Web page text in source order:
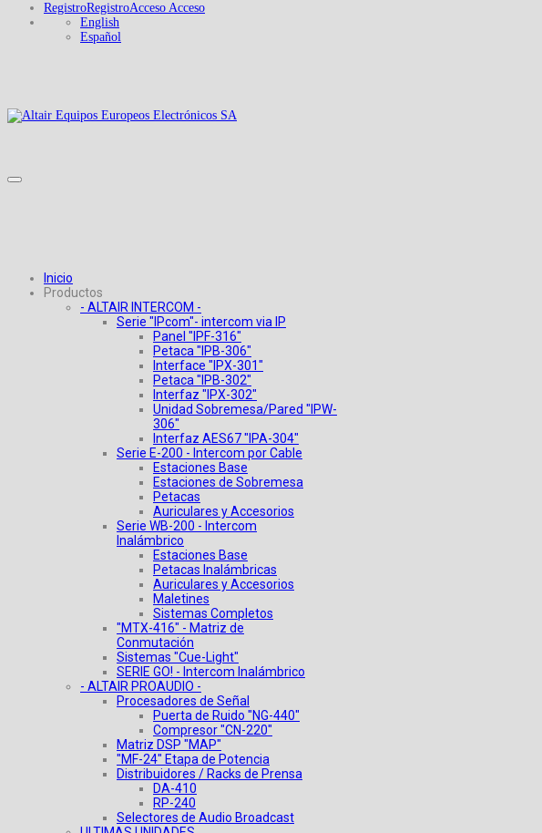
RegistroRegistroAcceso Acceso
English
Español
Inicio
Productos
- ALTAIR INTERCOM -
Serie "IPcom"- intercom via IP
Panel "IPF-316"
Petaca "IPB-306"
Interface "IPX-301"
Petaca "IPB-302"
Interfaz "IPX-302"
Unidad Sobremesa/Pared "IPW-
306"
Interfaz AES67 "IPA-304"
Serie E-200 - Intercom por Cable
Estaciones Base
Estaciones de Sobremesa
Petacas
Auriculares y Accesorios
Serie WB-200 - Intercom
Inalámbrico
Estaciones Base
Petacas Inalámbricas
Auriculares y Accesorios
Maletines
Sistemas Completos
"MTX-416" - Matriz de
Conmutación
Sistemas "Cue-Light"
SERIE GO! - Intercom Inalámbrico
- ALTAIR PROAUDIO -
Procesadores de Señal
Puerta de Ruido "NG-440"
Compresor "CN-220"
Matriz DSP "MAP"
"MF-24" Etapa de Potencia
Distribuidores / Racks de Prensa
DA-410
RP-240
Selectores de Audio Broadcast